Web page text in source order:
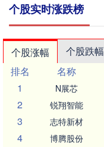
个股实时涨跌榜
个股涨幅 个股跌幅
排名
名称
1
N展芯
2 锐翔智能
3 志特新材
4 博腾股份